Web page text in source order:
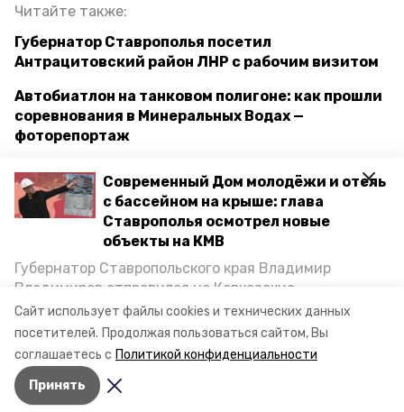
Сайт использует файлы cookies и технических данных
посетителей. Продолжая пользоваться сайтом, Вы
соглашаетесь с Политикой конфиденциальности
Принять
Современный Дом молодёжи и отель
с бассейном на крыше: глава
Ставрополья осмотрел новые
объекты на КМВ
Губернатор Ставропольского края Владимир
Владимиров отправился на Кавказские
Минеральные Воды, чтобы проинспектировать
строительство объектов в Кисловодске и
Минводах, а также выслушать предложения о
постройке новых точек притяжения для местных
жителей. Подробнее — в материале «Победы26».
Читайте также:
Губернатор Ставрополья посетил
Антрацитовский район ЛНР с рабочим визитом
Автобиатлон на танковом полигоне: как прошли
соревнования в Минеральных Водах —
фоторепортаж
Обустройство контейнерных площадок
продолжается в Минеральных Водах
обращение в редакцию обращения жителей
Авторы: Андрей Никандров